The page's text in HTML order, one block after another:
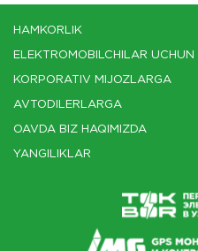
HAMKORLIK
ELEKTROMOBILCHILAR UCHUN
KORPORATIV MIJOZLARGA
AVTODILERLARGA
OAVDA BIZ HAQIMIZDA
YANGILIKLAR